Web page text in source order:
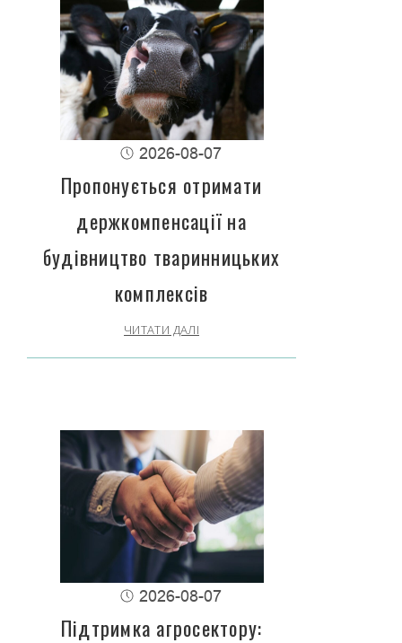
2026-08-07
Пропонується отримати
держкомпенсації на
будівництво тваринницьких
комплексів
ЧИТАТИ ДАЛІ
2026-08-07
Підтримка агросектору: